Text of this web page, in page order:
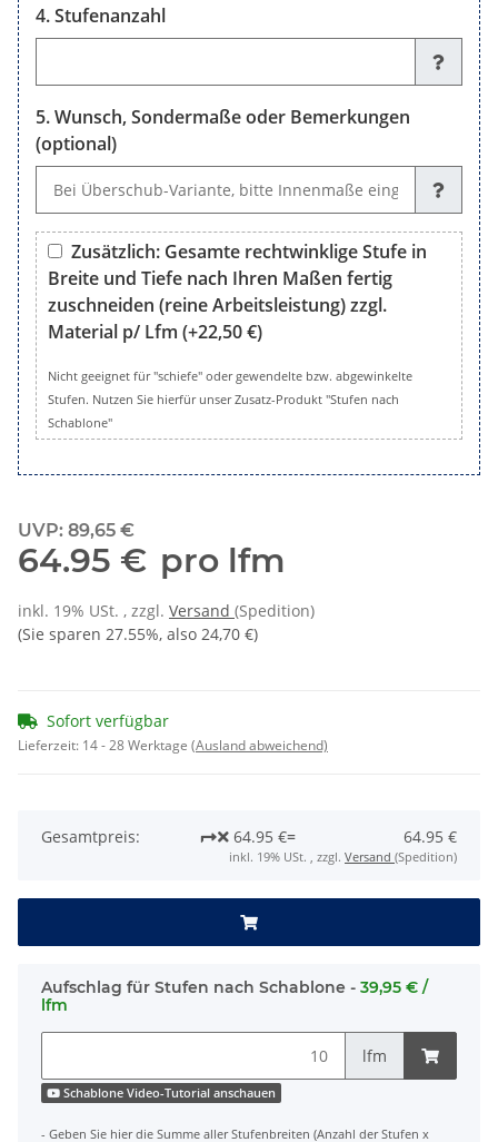
Stufenanzahl
Wunsch, Sondermaße oder Bemerkungen
(optional)
Zusätzlich: Gesamte rechtwinklige Stufe in
Breite und Tiefe nach Ihren Maßen fertig
zuschneiden (reine Arbeitsleistung) zzgl.
Material p/ Lfm (+22,50 €)
Zusätzlich: Gesamte rechtwinklige Stufe in Breite und
Nicht geeignet für "schiefe" oder gewendelte bzw. abgewinkelte
Stufen. Nutzen Sie hierfür unser Zusatz-Produkt "Stufen nach
Schablone"
UVP: 89,65 €
64.95 € pro lfm
inkl. 19% USt. , zzgl. Versand (Spedition)
(Sie sparen 27.55%, also 24,70 €)
Sofort verfügbar
Lieferzeit: 14 - 28 Werktage (Ausland abweichend)
Gesamtpreis: 64.95 €= 64.95 €
inkl. 19% USt. , zzgl. Versand (Spedition)
Aufschlag für Stufen nach Schablone - 39,95 € /
lfm
lfm
Schablone Video-Tutorial anschauen
- Geben Sie hier die Summe aller Stufenbreiten (Anzahl der Stufen x